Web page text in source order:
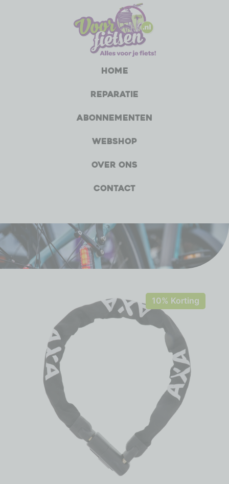
Home
Reparatie
Abonnementen
Webshop
Over ons
Contact
10% Korting